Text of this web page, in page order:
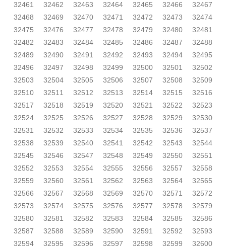
32461
32462 32463 32464 32465 32466
32467
32468
32469 32470 32471 32472 32473
32474
32475
32476 32477 32478 32479 32480
32481
32482
32483 32484 32485 32486 32487
32488
32489
32490 32491 32492 32493 32494
32495
32496
32497 32498 32499 32500 32501
32502
32503
32504 32505 32506 32507 32508
32509
32510
32511 32512 32513 32514 32515
32516
32517
32518 32519 32520 32521 32522
32523
32524
32525 32526 32527 32528 32529
32530
32531
32532 32533 32534 32535 32536
32537
32538
32539 32540 32541 32542 32543
32544
32545
32546 32547 32548 32549 32550
32551
32552
32553 32554 32555 32556 32557
32558
32559
32560 32561 32562 32563 32564
32565
32566
32567 32568 32569 32570 32571
32572
32573
32574 32575 32576 32577 32578
32579
32580
32581 32582 32583 32584 32585
32586
32587
32588 32589 32590 32591 32592
32593
32594
32595 32596 32597 32598 32599
32600